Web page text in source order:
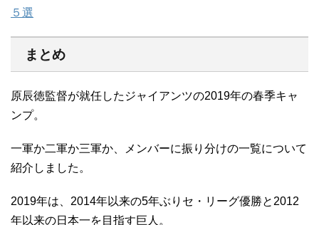
５選
まとめ
原辰徳監督が就任したジャイアンツの2019年の春季キャ
ンプ。
一軍か二軍か三軍か、メンバーに振り分けの一覧について
紹介しました。
2019年は、2014年以来の5年ぶりセ・リーグ優勝と2012
年以来の日本一を目指す巨人。